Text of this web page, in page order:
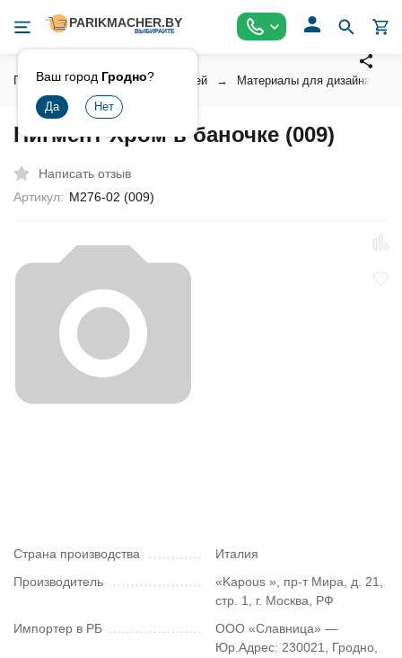
Ваш город Гродно?
Главная Косметика для ногтей Материалы для дизайна
Пигмент Хром в баночке (009)
Написать отзыв
Артикул: М276-02 (009)
Страна производства
Италия
Производитель
«Kapous », пр-т Мира, д. 21,
стр. 1, г. Москва, РФ
Импортер в РБ
ООО «Славница» —
Юр.Адрес: 230021, Гродно,